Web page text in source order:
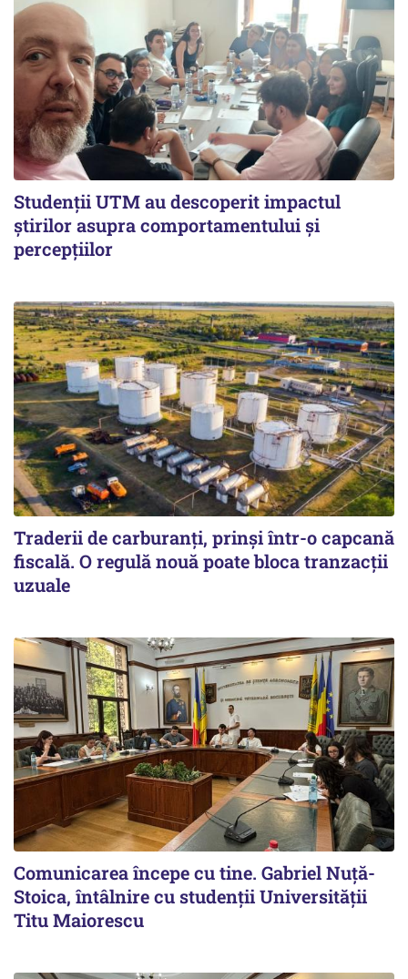
Studenții UTM au descoperit impactul
știrilor asupra comportamentului și
percepțiilor
Traderii de carburanți, prinși într-o capcană
fiscală. O regulă nouă poate bloca tranzacții
uzuale
Comunicarea începe cu tine. Gabriel Nuță-
Stoica, întâlnire cu studenții Universității
Titu Maiorescu